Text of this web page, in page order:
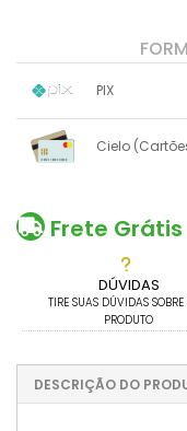
DÚVIDAS
TIRE SUAS DÚVIDAS SOBRE
PRODUTO
PIX
.
Cielo
3x sem juros de
5x sem juros de
Frete Grátis
DESCRIÇÃO DO